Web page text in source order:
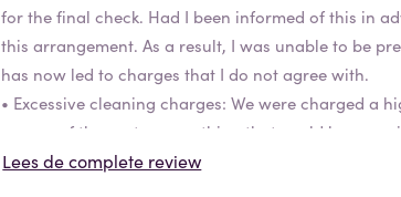
for the final check. Had I been informed of this in
this arrangement. As a result, I was unable to be
has now led to charges that I do not agree with.
• Excessive cleaning charges: We were charged a
on one of the seats—something that could have
second opinion was ignored.
Lees de complete review